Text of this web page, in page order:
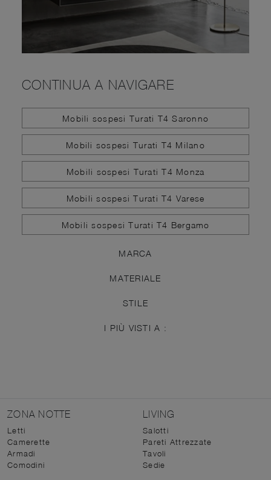
CONTINUA A NAVIGARE
Mobili sospesi Turati T4 Saronno
Mobili sospesi Turati T4 Milano
Mobili sospesi Turati T4 Monza
Mobili sospesi Turati T4 Varese
Mobili sospesi Turati T4 Bergamo
MARCA
MATERIALE
STILE
I PIÙ VISTI A :
ZONA NOTTE
Letti
Camerette
Armadi
Comodini
LIVING
Salotti
Pareti Attrezzate
Tavoli
Sedie